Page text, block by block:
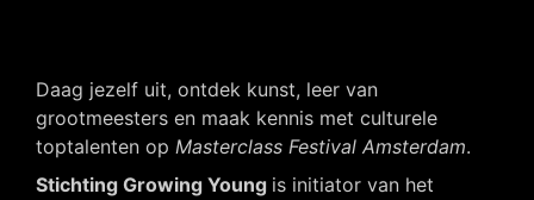
Daag jezelf uit, ontdek kunst, leer van
grootmeesters en maak kennis met culturele
toptalenten op Masterclass Festival Amsterdam.
Stichting Growing Young is initiator van het